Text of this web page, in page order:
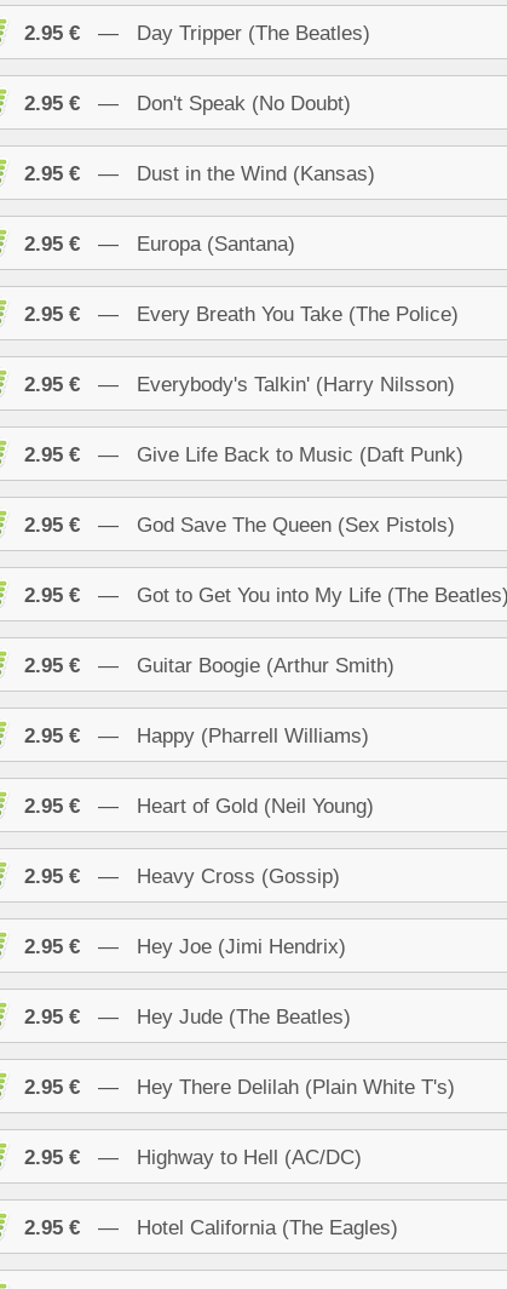
2.95 € — Day Tripper (The Beatles)
2.95 € — Don't Speak (No Doubt)
2.95 € — Dust in the Wind (Kansas)
2.95 € — Europa (Santana)
2.95 € — Every Breath You Take (The Police)
2.95 € — Everybody's Talkin' (Harry Nilsson)
2.95 € — Give Life Back to Music (Daft Punk)
2.95 € — God Save The Queen (Sex Pistols)
2.95 € — Got to Get You into My Life (The
2.95 € — Guitar Boogie (Arthur Smith)
2.95 € — Happy (Pharrell Williams)
2.95 € — Heart of Gold (Neil Young)
2.95 € — Heavy Cross (Gossip)
2.95 € — Hey Joe (Jimi Hendrix)
2.95 € — Hey Jude (The Beatles)
2.95 € — Hey There Delilah (Plain White T's)
2.95 € — Highway to Hell (AC/DC)
2.95 € — Hotel California (The Eagles)